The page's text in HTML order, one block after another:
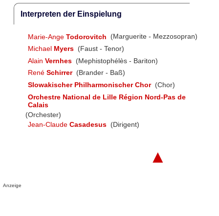
Interpreten der Einspielung
Marie-Ange Todorovitch
(Marguerite - Mezzosopran)
Michael Myers (Faust - Tenor)
Alain Vernhes (Mephistophélès - Bariton)
René Schirrer (Brander - Baß)
Slowakischer Philharmonischer Chor (Chor)
Orchestre National de Lille Région Nord-Pas de
Calais
(Orchester)
Jean-Claude Casadesus (Dirigent)
▲
Anzeige